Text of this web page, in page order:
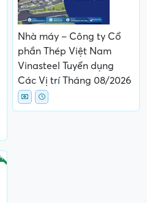
Nhà máy – Công ty Cổ
phần Thép Việt Nam
Vinasteel Tuyển dụng
Các Vị trí Tháng 08/2026